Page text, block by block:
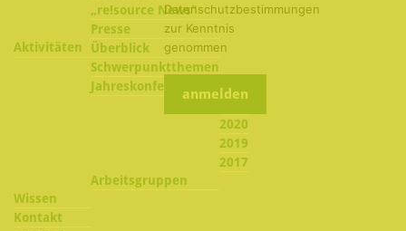
„re!source News“
Presse
Aktivitäten
Überblick
Schwerpunktthemen
Jahreskonferenzen
2022
2020
2019
2017
Arbeitsgruppen
Wissen
Kontakt
Datenschutzbestimmungen
zur Kenntnis
genommen